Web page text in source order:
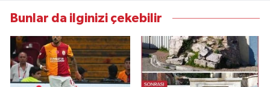
Bunlar da ilginizi çekebilir